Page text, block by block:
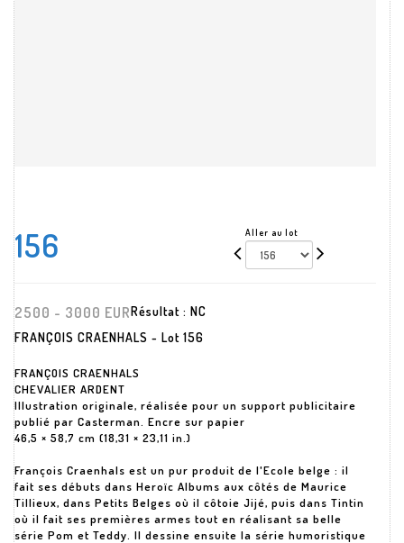
156 Aller au lot
2500 - 3000 EURRésultat : NC
FRANÇOIS CRAENHALS - Lot 156
FRANÇOIS CRAENHALS
CHEVALIER ARDENT
Illustration originale, réalisée pour un support publicitaire
publié par Casterman. Encre sur papier
46,5 × 58,7 cm (18,31 × 23,11 in.)
François Craenhals est un pur produit de l'Ecole belge : il
fait ses débuts dans Heroïc Albums aux côtés de Maurice
Tillieux, dans Petits Belges où il côtoie Jijé, puis dans Tintin
où il fait ses premières armes tout en réalisant sa belle
série Pom et Teddy. Il dessine ensuite la série humoristique